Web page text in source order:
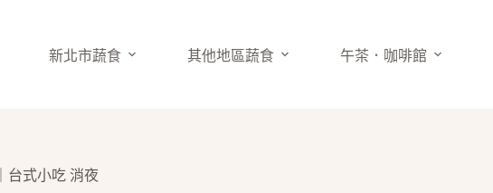
新北市蔬食 其他地區蔬食 午茶．咖啡館
台式小吃 消夜